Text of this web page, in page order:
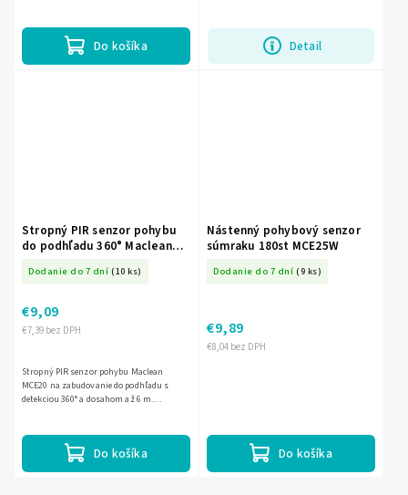
Do košíka Detail
Stropný PIR senzor pohybu
do podhľadu 360° Maclean
Dodanie do 7 dní (10 ks)
€7,39 bez DPH
€9,09
Do košíka
Stropný PIR senzor pohybu Maclean
MCE20 na zabudovanie do podhľadu s
detekciou 360° a dosahom až 6 m.
Nástenný pohybový senzor
súmraku 180st MCE25W
Dodanie do 7 dní (9 ks)
€8,04 bez DPH
€9,89
Do košíka